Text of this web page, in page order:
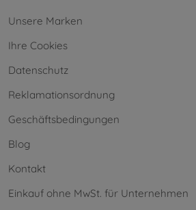
Unsere Marken
Ihre Cookies
Datenschutz
Reklamationsordnung
Geschäftsbedingungen
Blog
Kontakt
Einkauf ohne MwSt. für Unternehmen